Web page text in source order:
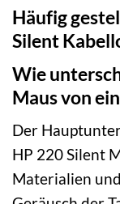
Häufig
Silent
Wie
Maus von
Der
HP 220 Silent
Materialien